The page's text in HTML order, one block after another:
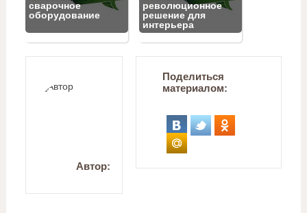
сварочное
оборудование
революционное
решение для
интерьера
Автор:
Поделиться
материалом: